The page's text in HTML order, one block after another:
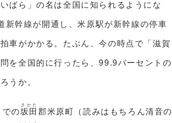
ばら」の名は全国に知られるようにな
幹線が開通し、米原駅が新幹線の停車
車がかかる。たぶん、今の時点で「滋賀
を全国的に行ったら、99.9パーセントの
うか。
の坂田
さかた
郡米原町（読みはもちろん清音の